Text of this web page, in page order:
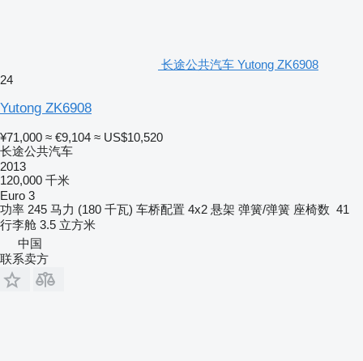
长途公共汽车 Yutong ZK6908
24
Yutong ZK6908
¥71,000 ≈ €9,104 ≈ US$10,520
长途公共汽车
2013
120,000 千米
Euro 3
功率 245 马力 (180 千瓦) 车桥配置 4x2 悬架 弹簧/弹簧 座椅数 41
行李舱 3.5 立方米
中国
联系卖方